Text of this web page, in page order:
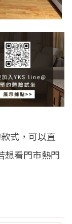
式，可以直
想看門市熱門